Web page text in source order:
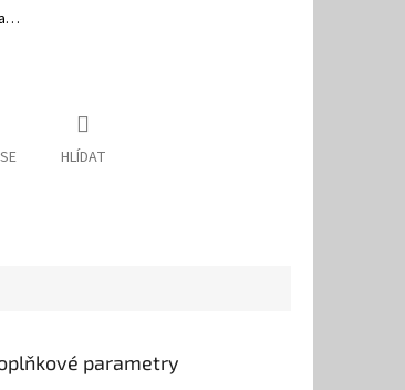
HLÍDAT
parametry